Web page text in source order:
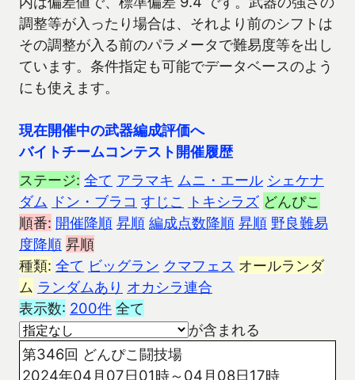
調整等が入ったり場合は、それより前のシフトは
その調整が入る前のパラメータで難易度等を出し
ています。条件指定も可能でデータベースのよう
にも使えます。
現在開催中の武器編成評価へ
バイトチームコンテスト開催履歴
ステージ: 全て アラマキ ムニ・エール シェケナ
ダム ドン・ブラコ すじこ トキシラズ どんぴこ
順番: 開催降順 昇順 編成点数降順 昇順 野良難易
度降順 昇順
種類: 全て ビッグラン クマフェス オールランダ
ム ランダムあり オカシラ連合
表示数: 200件 全て
が含まれる
第346回 どんぴこ闘技場
2024年04月07日01時～04月08日17時